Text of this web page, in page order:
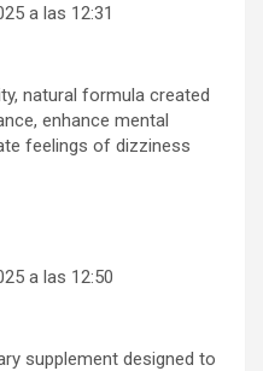
a las 12:31
natural formula created
enhance mental
feelings of dizziness
a las 12:50
supplement designed to